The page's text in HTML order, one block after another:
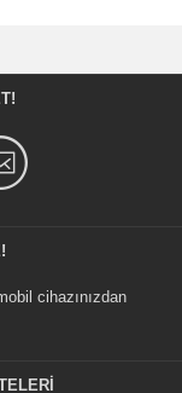
cihazınızdan